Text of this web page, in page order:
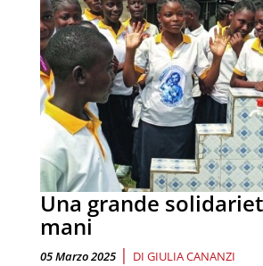
Una grande
mani
05 Marzo 2025 | DI GIULIA CANANZI